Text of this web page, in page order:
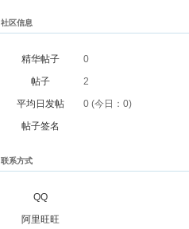
社区信息
精华帖子
0
帖子
2
平均日发帖
0 (今日：0)
帖子签名
联系方式
QQ
阿里旺旺